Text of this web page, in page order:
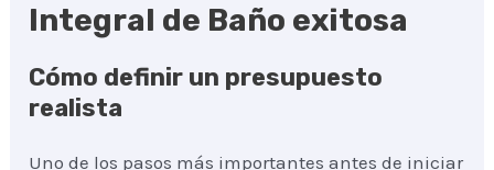
Integral de Baño exitosa
Cómo definir un presupuesto
realista
Uno de los pasos más importantes antes de iniciar